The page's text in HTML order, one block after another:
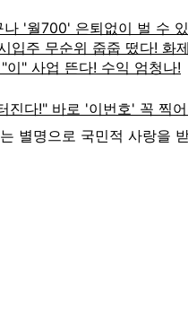
별명으로 국민적 사랑을